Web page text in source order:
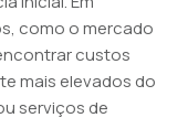
como o mercado
custos
mais elevados do
serviços de